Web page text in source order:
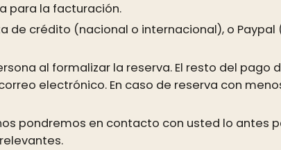
para la facturación.
de crédito (nacional o internacional), o
al formalizar la reserva. El resto del pago
electrónico. En caso de reserva con
pondremos en contacto con usted lo antes